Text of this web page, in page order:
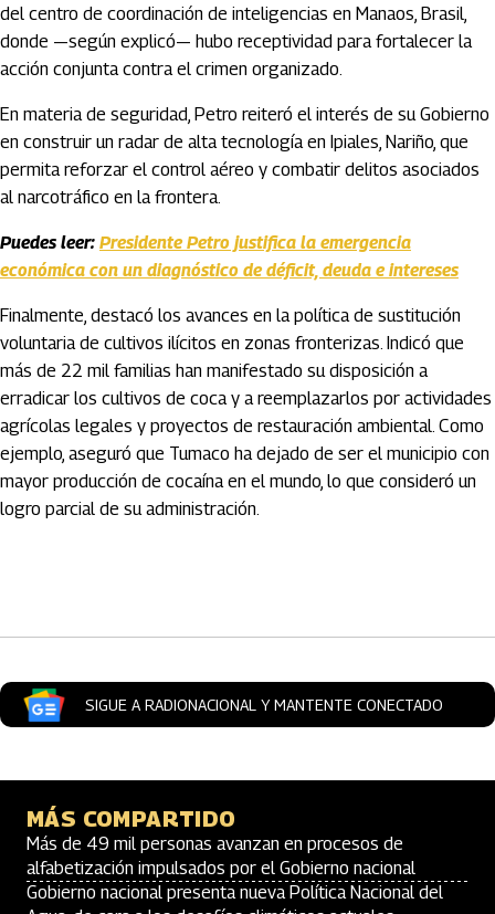
del centro de coordinación de inteligencias en Manaos, Brasil,
donde —según explicó— hubo receptividad para fortalecer la
acción conjunta contra el crimen organizado.
En materia de seguridad, Petro reiteró el interés de su Gobierno
en construir un radar de alta tecnología en Ipiales, Nariño, que
permita reforzar el control aéreo y combatir delitos asociados
al narcotráfico en la frontera.
Puedes leer: Presidente Petro justifica la emergencia
económica con un diagnóstico de déficit, deuda e intereses
Finalmente, destacó los avances en la política de sustitución
voluntaria de cultivos ilícitos en zonas fronterizas. Indicó que
más de 22 mil familias han manifestado su disposición a
erradicar los cultivos de coca y a reemplazarlos por actividades
agrícolas legales y proyectos de restauración ambiental. Como
ejemplo, aseguró que Tumaco ha dejado de ser el municipio con
mayor producción de cocaína en el mundo, lo que consideró un
logro parcial de su administración.
SIGUE A RADIONACIONAL Y MANTENTE CONECTADO
MÁS COMPARTIDO
Más de 49 mil personas avanzan en procesos de
alfabetización impulsados por el Gobierno nacional
Gobierno nacional presenta nueva Política Nacional del